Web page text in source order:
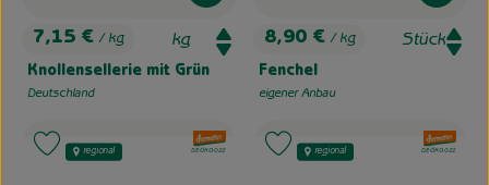
7,15 €/ kg
Knollensellerie mit Grün
Deutschland
8,90 €/ kg
Fenchel
, Herkunft:
eigener Anbau
, Verband:
, Kontrollstelle:
DE-ÖKO-022
regional
Produkt zu Favouriten hinzufügen
, Verband:
, Kontrollstelle:
DE-ÖKO-022
regional
Produkt zu Favouriten hinzufügen